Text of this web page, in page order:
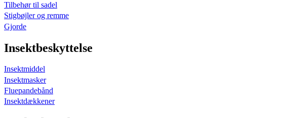
Tilbehør til sadel
Stigbøjler og remme
Gjorde
Insektbeskyttelse
Insektmiddel
Insektmasker
Fluepandebånd
Insektdækkener